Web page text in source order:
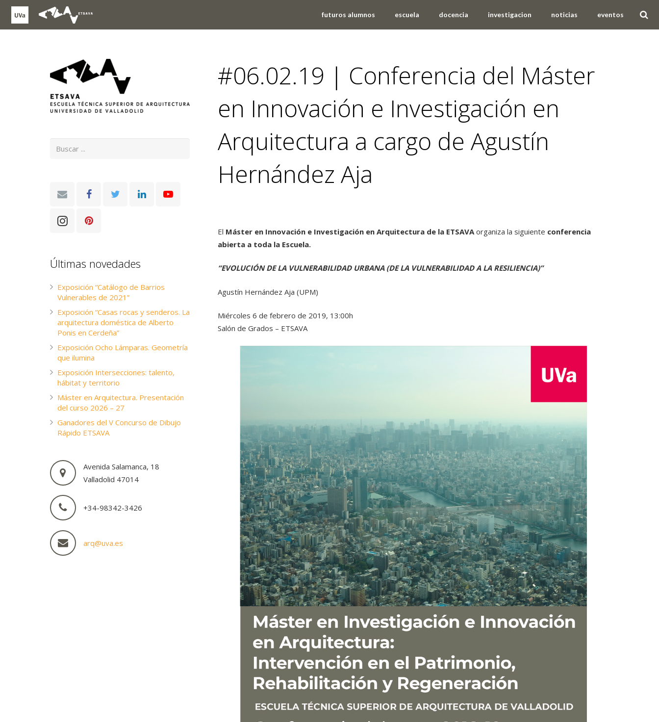
futuros alumnos escuela docencia investigacion noticias eventos
#06.02.19 | Conferencia del Máster
en Innovación e Investigación en
Arquitectura a cargo de Agustín
Hernández Aja
El Máster en Innovación e Investigación en Arquitectura de la ETSAVA organiza la siguiente conferencia
abierta a toda la Escuela.
“EVOLUCIÓN DE LA VULNERABILIDAD URBANA (DE LA VULNERABILIDAD A LA RESILIENCIA)”
Agustín Hernández Aja (UPM)
Miércoles 6 de febrero de 2019, 13:00h
Salón de Grados – ETSAVA
Últimas novedades
Exposición “Catálogo de Barrios
Vulnerables de 2021”
Exposición “Casas rocas y senderos. La
arquitectura doméstica de Alberto
Ponis en Cerdeña”
Exposición Ocho Lámparas. Geometría
que ilumina
Exposición Intersecciones: talento,
hábitat y territorio
Máster en Arquitectura. Presentación
del curso 2026 – 27
Ganadores del V Concurso de Dibujo
Rápido ETSAVA
Avenida Salamanca, 18
Valladolid 47014
+34-98342-3426
arq@uva.es